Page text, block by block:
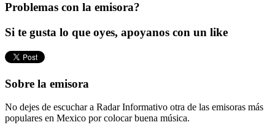
Problemas con la emisora?
Si te gusta lo que oyes, apoyanos con un like
Sobre la emisora
No dejes de escuchar a Radar Informativo otra de las emisoras más
populares en Mexico por colocar buena música.